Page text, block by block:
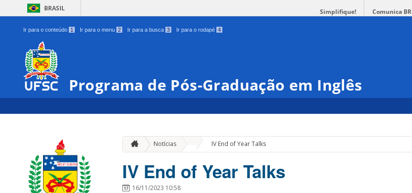
BRASIL Simplifique! Comunica BR
Ir para o conteúdo 1 Ir para o menu 2 Ir para a busca 3 Ir para o rodapé 4
Programa de Pós-Graduação em Inglês
Notícias IV End of Year Talks
IV End of Year Talks
16/11/2023 10:58